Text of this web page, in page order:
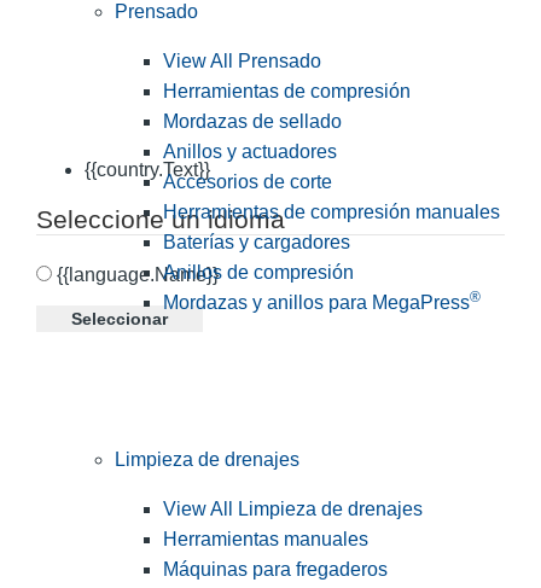
{{country.Text}}
Seleccione un idioma
{{language.Name}}
Seleccionar
Prensado
View All Prensado
Herramientas de compresión
Mordazas de sellado
Anillos y actuadores
Accesorios de corte
Herramientas de compresión manuales
Baterías y cargadores
Anillos de compresión
Mordazas y anillos para MegaPress®
Limpieza de drenajes
View All Limpieza de drenajes
Herramientas manuales
Máquinas para fregaderos